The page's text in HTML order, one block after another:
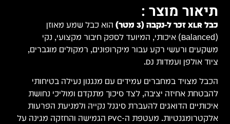
תיאור מוצר :
כבל XLR זכר ל-נקבה (3 מטר)
הוא כבל שמע מאוזן
(Balanced) איכותי, המיועד לספק חיבור מקצועי, נקי
משקעים ורעשי רקע עבור מיקרופונים, רמקולים מוגברים,
ציוד אולפן ועמדות DJ.
הכבל מצויד במחברים עמידים עם מנגנון נעילה בטיחותי
להבטחת אחיזה יציבה, לצד סיכוך מתקדם ומוליכי נחושת
איכותיים הדואגים להעברת סיגנל נקייה ולמניעת הפרעות
אלקטרומגנטיות. מעטפת ה-PVC הגמישה והחזקה מגינה על